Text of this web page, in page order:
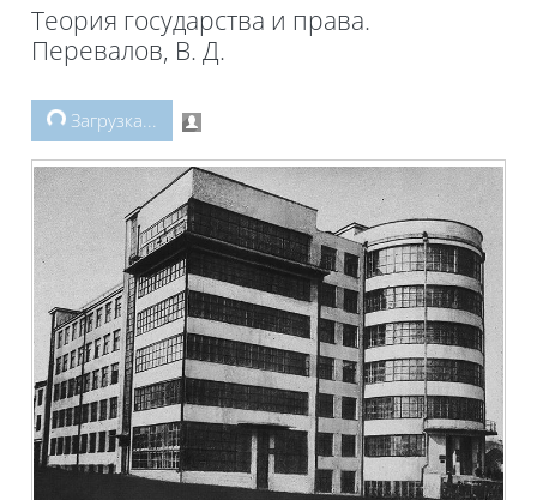
Теория государства и права.
Перевалов, В. Д.
Блоки
Загрузка...